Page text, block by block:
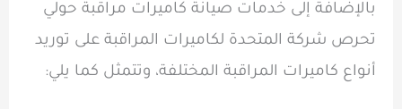
بالإضافة إلى خدمات صيانة كاميرات مراقبة حولي
تحرص شركة المتحدة لكاميرات المراقبة على توريد
أنواع كاميرات المراقبة المختلفة، وتتمثل كما يلي: